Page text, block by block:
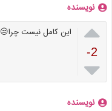
نویسنده

-2

این کامل نیست چرا😒
نویسنده